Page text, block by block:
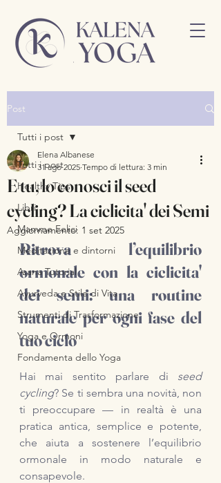
Post
Tutti i post
Healthy Tips
Libri
Mamme Felici
Meditazione e dintorni
Asana Tutorial
Ayurveda e Stile di Vita
Strumenti di Trasformazione
Yoga e Ormoni
Fondamenta dello Yoga
Tutti i post
E tu, lo conosci il seed
cycling? La ciclicita' dei Semi
Elena Albanese
31 ago 2025 Tempo di lettura: 3 min
Aggiornamento: 1 set 2025
Ritrova l’equilibrio
ormonale con la ciclicita'
dei semi: una routine
naturale per ogni fase del
tuo ciclo
Hai mai sentito parlare di seed
cycling? Se ti sembra una novità, non
ti preoccupare — in realtà è una
pratica antica, semplice e potente,
che aiuta a sostenere l’equilibrio
ormonale in modo naturale e
consapevole.